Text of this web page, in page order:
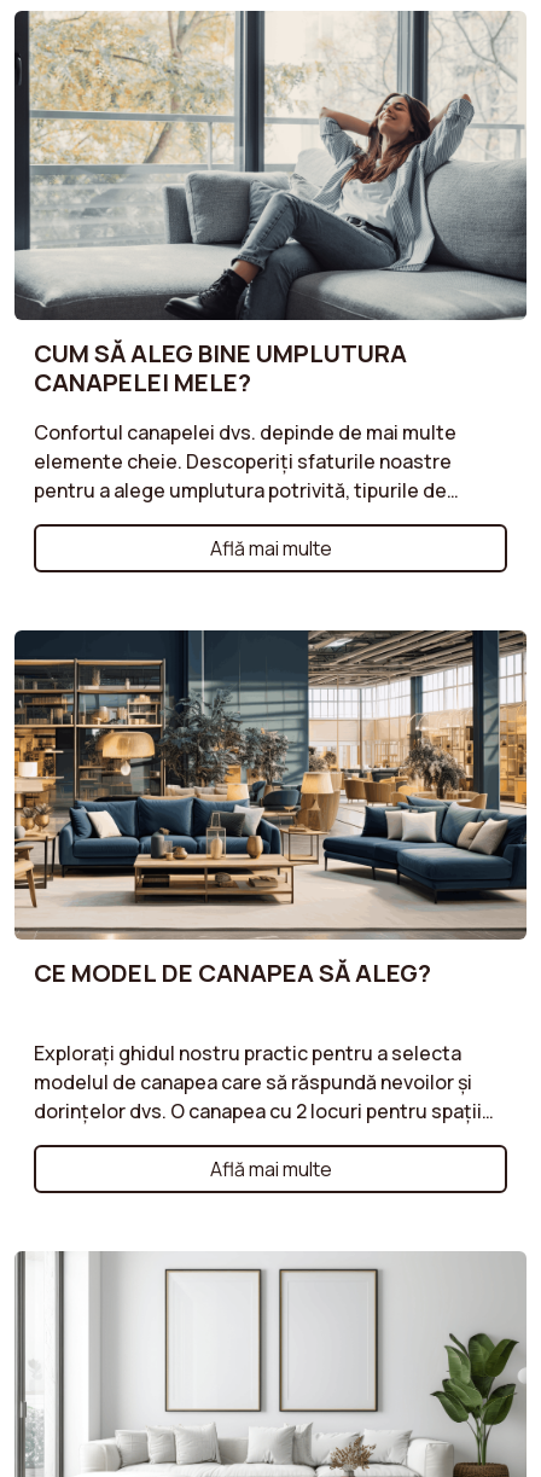
integra armonios în decorul tău, aducând totodată
caracter camerei tale. Fă alegerea potrivită pentru
un interior practic și stilat!
CUM SĂ ALEG BINE UMPLUTURA
CANAPELEI MELE?
Confortul canapelei dvs. depinde de mai multe
elemente cheie. Descoperiți sfaturile noastre
pentru a alege umplutura potrivită, tipurile de
spumă și structurile cele mai potrivite pentru
nevoile dvs. Preferați o ședere mai moale sau mai
fermă? Bucurați-vă de un confort optim cu o
relaxare.
Află mai multe
CE MODEL DE CANAPEA SĂ ALEG?
Explorați ghidul nostru practic pentru a selecta
modelul de canapea care să răspundă nevoilor și
dorințelor dvs. O canapea cu 2 locuri pentru spații
mici, o canapea de colț pentru un living spațios sau
o canapea modulară pentru flexibilitate maximă: vă
ajutăm să înțelegeți avantajele fiecărui tip de
alegerea corectă!
Află mai multe